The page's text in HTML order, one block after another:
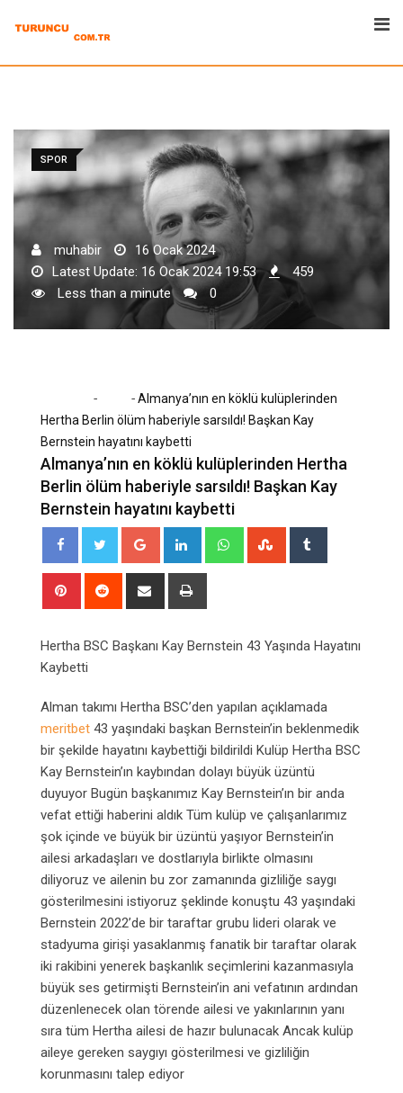
SPOR
muhabir
16 Ocak 2024
Latest Update: 16 Ocak 2024 19:53
459
Less than a minute
0
- -Almanya’nın en köklü kulüplerinden
Hertha Berlin ölüm haberiyle sarsıldı! Başkan Kay
Bernstein hayatını kaybetti
Almanya’nın en köklü kulüplerinden Hertha
Berlin ölüm haberiyle sarsıldı! Başkan Kay
Bernstein hayatını kaybetti
Google+ LinkedIn WhatsappStumbleUpon
Pinterest Reddit
Share
Hertha BSC Başkanı Kay Bernstein 43 Yaşında Hayatını
Kaybetti
Alman takımı Hertha BSC’den yapılan açıklamada
meritbet 43 yaşındaki başkan Bernstein’in beklenmedik
bir şekilde hayatını kaybettiği bildirildi Kulüp Hertha BSC
Kay Bernstein’ın kaybından dolayı büyük üzüntü
duyuyor Bugün başkanımız Kay Bernstein’ın bir anda
vefat ettiği haberini aldık Tüm kulüp ve çalışanlarımız
şok içinde ve büyük bir üzüntü yaşıyor Bernstein’in
ailesi arkadaşları ve dostlarıyla birlikte olmasını
diliyoruz ve ailenin bu zor zamanında gizliliğe saygı
gösterilmesini istiyoruz şeklinde konuştu 43 yaşındaki
Bernstein 2022’de bir taraftar grubu lideri olarak ve
stadyuma girişi yasaklanmış fanatik bir taraftar olarak
iki rakibini yenerek başkanlık seçimlerini kazanmasıyla
büyük ses getirmişti Bernstein’in ani vefatının ardından
düzenlenecek olan törende ailesi ve yakınlarının yanı
sıra tüm Hertha ailesi de hazır bulunacak Ancak kulüp
aileye gereken saygıyı gösterilmesi ve gizliliğin
korunmasını talep ediyor